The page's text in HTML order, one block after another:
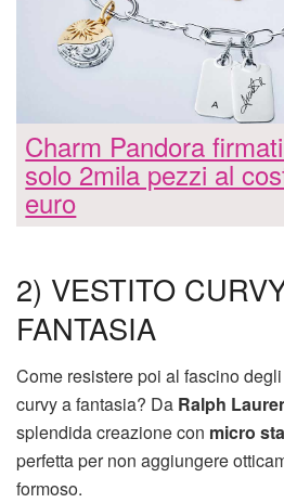
Charm Pandora
solo 2mila pezzi al
euro
2) VESTITO
FANTASIA
Come resistere poi al fascino
curvy a fantasia? Da Ralph
splendida creazione con micro
perfetta per non aggiungere
formoso.